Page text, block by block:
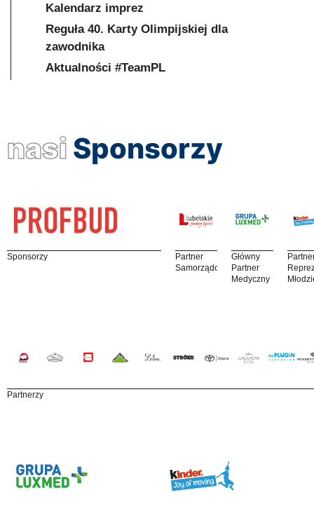
Kalendarz imprez
Reguła 40. Karty Olimpijskiej dla
zawodnika
Aktualności #TeamPL
nasi Sponsorzy
Sponsorzy
Partner
Samorządowy
Główny
Partner
Medyczny
Partnerzy